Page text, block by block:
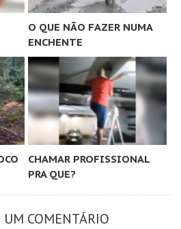
O QUE NÃO FAZER NUMA
ENCHENTE
CHAMAR PROFISSIONAL
PRA QUE?
UM COMENTÁRIO